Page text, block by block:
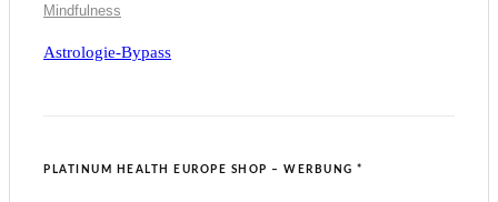
Mindfulness
Astrologie-Bypass
PLATINUM HEALTH EUROPE SHOP – WERBUNG *